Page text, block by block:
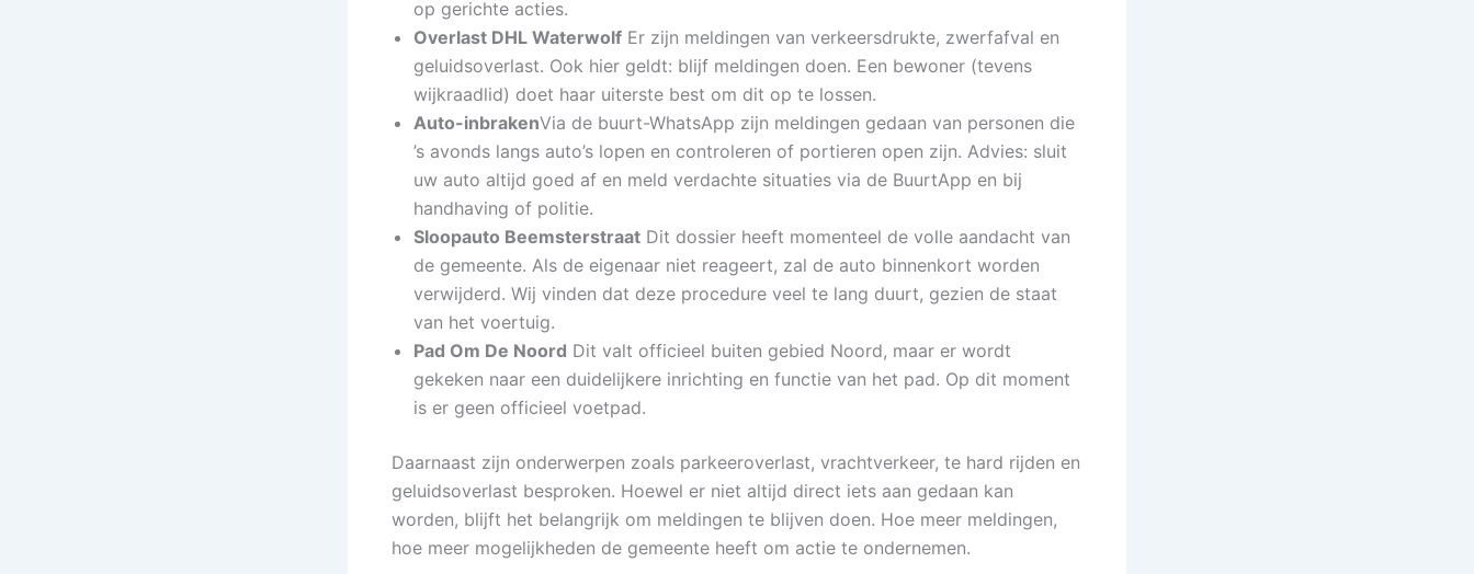
op gerichte acties.
Overlast DHL Waterwolf Er zijn meldingen van verkeersdrukte, zwerfafval en
geluidsoverlast. Ook hier geldt: blijf meldingen doen. Een bewoner (tevens
wijkraadlid) doet haar uiterste best om dit op te lossen.
Auto-inbrakenVia de buurt-WhatsApp zijn meldingen gedaan van personen die
’s avonds langs auto’s lopen en controleren of portieren open zijn. Advies: sluit
uw auto altijd goed af en meld verdachte situaties via de BuurtApp en bij
handhaving of politie.
Sloopauto Beemsterstraat Dit dossier heeft momenteel de volle aandacht van
de gemeente. Als de eigenaar niet reageert, zal de auto binnenkort worden
verwijderd. Wij vinden dat deze procedure veel te lang duurt, gezien de staat
van het voertuig.
Pad Om De Noord Dit valt officieel buiten gebied Noord, maar er wordt
gekeken naar een duidelijkere inrichting en functie van het pad. Op dit moment
is er geen officieel voetpad.
Daarnaast zijn onderwerpen zoals parkeeroverlast, vrachtverkeer, te hard rijden en
geluidsoverlast besproken. Hoewel er niet altijd direct iets aan gedaan kan
worden, blijft het belangrijk om meldingen te blijven doen. Hoe meer meldingen,
hoe meer mogelijkheden de gemeente heeft om actie te ondernemen.